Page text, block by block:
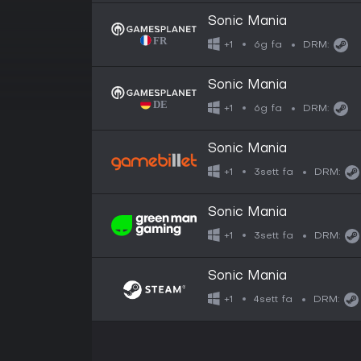
Sonic Mania
+1 6g fa DRM:
Sonic Mania
+1 6g fa DRM:
Sonic Mania
+1 3sett fa DRM:
Sonic Mania
+1 3sett fa DRM:
Sonic Mania
+1 4sett fa DRM: